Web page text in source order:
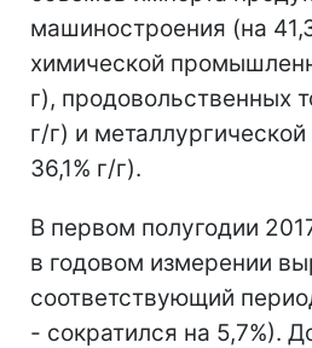
машиностроения (на
химической
г), продовольственных
г/г) и
36,1% г/г).
В первом полугодии
в годовом измерении
соответствующий
- сократился на 5,7%).